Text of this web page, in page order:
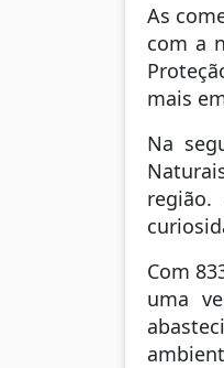
As
com a
mais
Na
Com
uma